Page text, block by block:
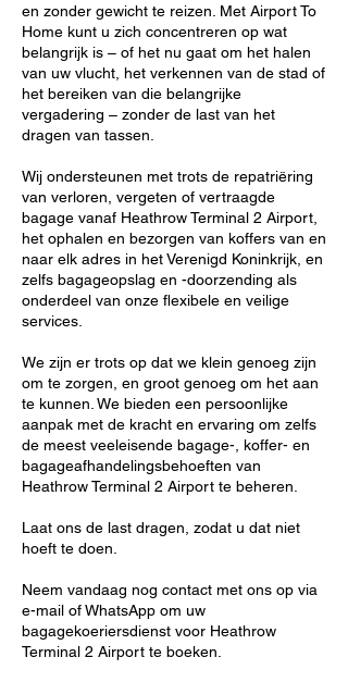
en zonder gewicht te reizen. Met Airport To
Home kunt u zich concentreren op wat
belangrijk is – of het nu gaat om het halen
van uw vlucht, het verkennen van de stad of
het bereiken van die belangrijke
vergadering – zonder de last van het
dragen van tassen.
Wij ondersteunen met trots de repatriëring
van verloren, vergeten of vertraagde
bagage vanaf Heathrow Terminal 2 Airport,
het ophalen en bezorgen van koffers van en
naar elk adres in het Verenigd Koninkrijk, en
zelfs bagageopslag en -doorzending als
onderdeel van onze flexibele en veilige
services.
We zijn er trots op dat we klein genoeg zijn
om te zorgen, en groot genoeg om het aan
te kunnen. We bieden een persoonlijke
aanpak met de kracht en ervaring om zelfs
de meest veeleisende bagage-, koffer- en
bagageafhandelingsbehoeften van
Heathrow Terminal 2 Airport te beheren.
Laat ons de last dragen, zodat u dat niet
hoeft te doen.
Neem vandaag nog contact met ons op via
e-mail of WhatsApp om uw
bagagekoeriersdienst voor Heathrow
Terminal 2 Airport te boeken.